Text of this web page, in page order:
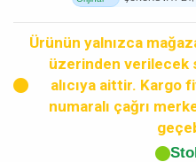
Ürünün yalnızca
üzerinden verilecek
alıcıya aittir. Kargo
numaralı çağrı